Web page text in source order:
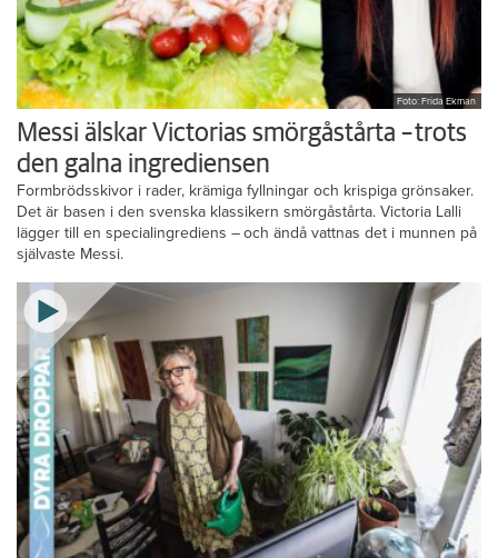
Foto: Frida Ekman
Messi älskar Victorias smörgåstårta – trots
den galna ingrediensen
Formbrödsskivor i rader, krämiga fyllningar och krispiga grönsaker.
Det är basen i den svenska klassikern smörgåstårta. Victoria Lalli
lägger till en specialingrediens – och ändå vattnas det i munnen på
självaste Messi.